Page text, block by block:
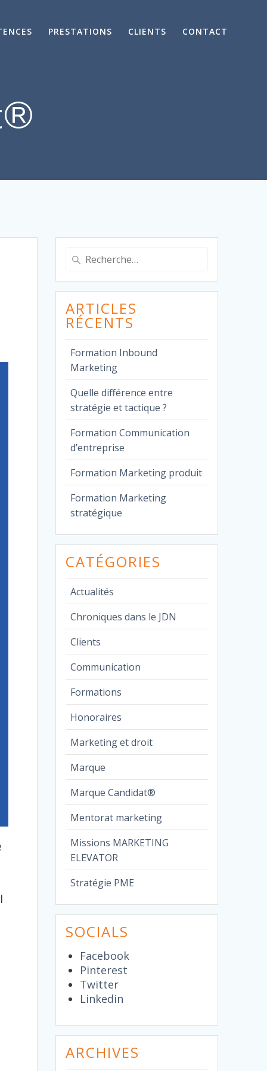
PRESTATIONS CLIENTS CONTACT
Recherche
pour
:
ARTICLES
RÉCENTS
Formation Inbound
Marketing
Quelle différence entre
stratégie et tactique ?
Formation Communication
d’entreprise
Formation Marketing produit
Formation Marketing
stratégique
CATÉGORIES
Actualités
Chroniques dans le JDN
Clients
Communication
Formations
Honoraires
Marketing et droit
Marque
Marque Candidat®
Mentorat marketing
Missions MARKETING
ELEVATOR
Stratégie PME
SOCIALS
Facebook
Pinterest
Twitter
Linkedin
ARCHIVES